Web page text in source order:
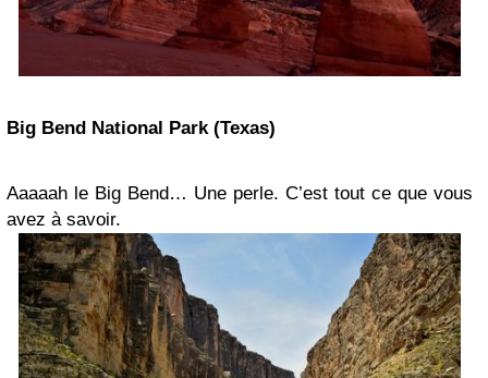
Big Bend National Park (Texas)
Aaaaah le Big Bend… Une perle. C’est tout ce que vous
avez à savoir.